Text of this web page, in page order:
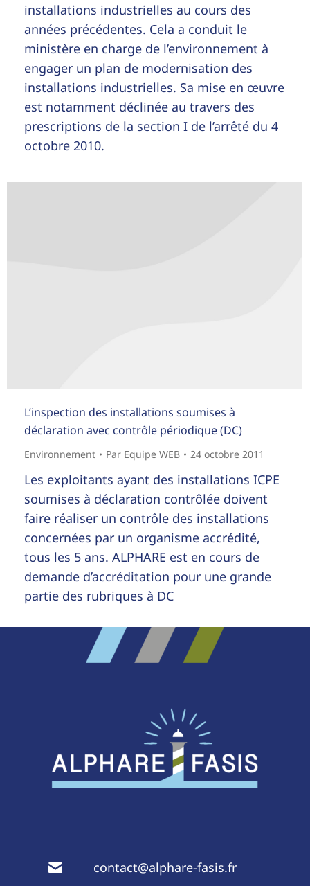
installations industrielles au cours des
années précédentes. Cela a conduit le
ministère en charge de l’environnement à
engager un plan de modernisation des
installations industrielles. Sa mise en œuvre
est notamment déclinée au travers des
prescriptions de la section I de l’arrêté du 4
octobre 2010.
L’inspection des installations soumises à
déclaration avec contrôle périodique (DC)
Environnement Par Equipe WEB 24 octobre 2011
Les exploitants ayant des installations ICPE
soumises à déclaration contrôlée doivent
faire réaliser un contrôle des installations
concernées par un organisme accrédité,
tous les 5 ans. ALPHARE est en cours de
demande d’accréditation pour une grande
partie des rubriques à DC
contact@alphare-fasis.fr